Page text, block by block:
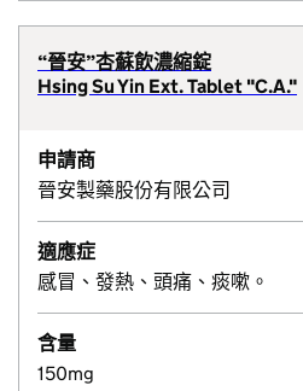
“晉安”杏蘇飲濃縮錠
Hsing Su Yin Ext. Tablet "C.A."
申請商
晉安製藥股份有限公司
適應症
感冒、發熱、頭痛、痰嗽。
含量
150mg